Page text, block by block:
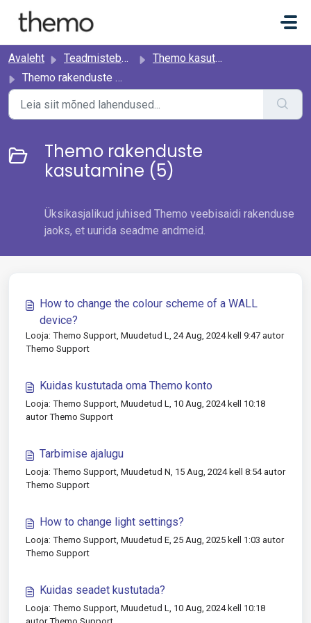
Avaleht Teadmistebaas
Themo kasutamine
Themo rakenduste kasutamine
Themo rakenduste
kasutamine (5)
Üksikasjalikud juhised Themo veebisaidi rakenduse
jaoks, et uurida seadme andmeid.
How to change the colour scheme of a WALL
device?
Looja: Themo Support, Muudetud L, 24 Aug, 2024 kell 9:47 autor
Themo Support
Kuidas kustutada oma Themo konto
Looja: Themo Support, Muudetud L, 10 Aug, 2024 kell 10:18
autor Themo Support
Tarbimise ajalugu
Looja: Themo Support, Muudetud N, 15 Aug, 2024 kell 8:54 autor
Themo Support
How to change light settings?
Looja: Themo Support, Muudetud E, 25 Aug, 2025 kell 1:03 autor
Themo Support
Kuidas seadet kustutada?
Looja: Themo Support, Muudetud L, 10 Aug, 2024 kell 10:18